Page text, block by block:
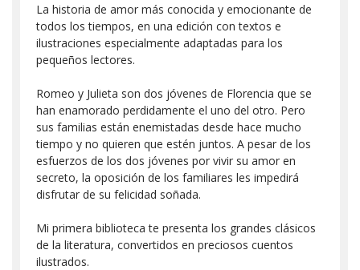
La historia de amor más conocida y emocionante de
todos los tiempos, en una edición con textos e
ilustraciones especialmente adaptadas para los
pequeños lectores.
Romeo y Julieta son dos jóvenes de Florencia que se
han enamorado perdidamente el uno del otro. Pero
sus familias están enemistadas desde hace mucho
tiempo y no quieren que estén juntos. A pesar de los
esfuerzos de los dos jóvenes por vivir su amor en
secreto, la oposición de los familiares les impedirá
disfrutar de su felicidad soñada.
Mi primera biblioteca te presenta los grandes clásicos
de la literatura, convertidos en preciosos cuentos
ilustrados.